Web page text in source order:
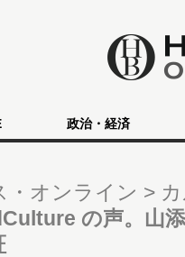
政治・経済
・オンライン
の声。山